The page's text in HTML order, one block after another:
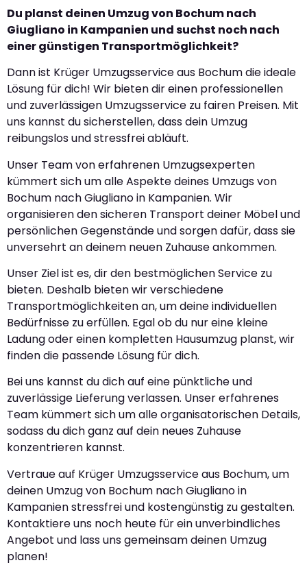
Du planst deinen Umzug von Bochum nach
Giugliano in Kampanien und suchst noch nach
einer günstigen Transportmöglichkeit?
Dann ist Krüger Umzugsservice aus Bochum die ideale
Lösung für dich! Wir bieten dir einen professionellen
und zuverlässigen Umzugsservice zu fairen Preisen. Mit
uns kannst du sicherstellen, dass dein Umzug
reibungslos und stressfrei abläuft.
Unser Team von erfahrenen Umzugsexperten
kümmert sich um alle Aspekte deines Umzugs von
Bochum nach Giugliano in Kampanien. Wir
organisieren den sicheren Transport deiner Möbel und
persönlichen Gegenstände und sorgen dafür, dass sie
unversehrt an deinem neuen Zuhause ankommen.
Unser Ziel ist es, dir den bestmöglichen Service zu
bieten. Deshalb bieten wir verschiedene
Transportmöglichkeiten an, um deine individuellen
Bedürfnisse zu erfüllen. Egal ob du nur eine kleine
Ladung oder einen kompletten Hausumzug planst, wir
finden die passende Lösung für dich.
Bei uns kannst du dich auf eine pünktliche und
zuverlässige Lieferung verlassen. Unser erfahrenes
Team kümmert sich um alle organisatorischen Details,
sodass du dich ganz auf dein neues Zuhause
konzentrieren kannst.
Vertraue auf Krüger Umzugsservice aus Bochum, um
deinen Umzug von Bochum nach Giugliano in
Kampanien stressfrei und kostengünstig zu gestalten.
Kontaktiere uns noch heute für ein unverbindliches
Angebot und lass uns gemeinsam deinen Umzug
planen!